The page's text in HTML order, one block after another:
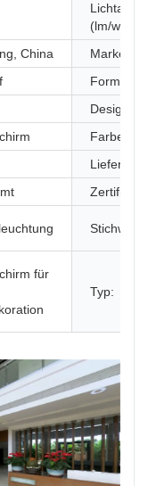
(lm/w):
China
Form:
Designstil:
Farbe:
Zertifikat:
Stichwort:
für
Typ: